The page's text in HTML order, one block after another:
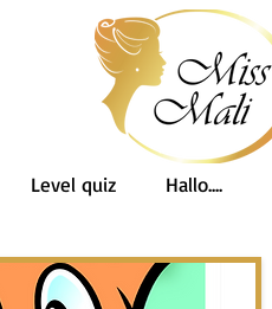
Level quiz Hallo....